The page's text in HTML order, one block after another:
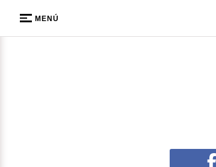
MENÚ